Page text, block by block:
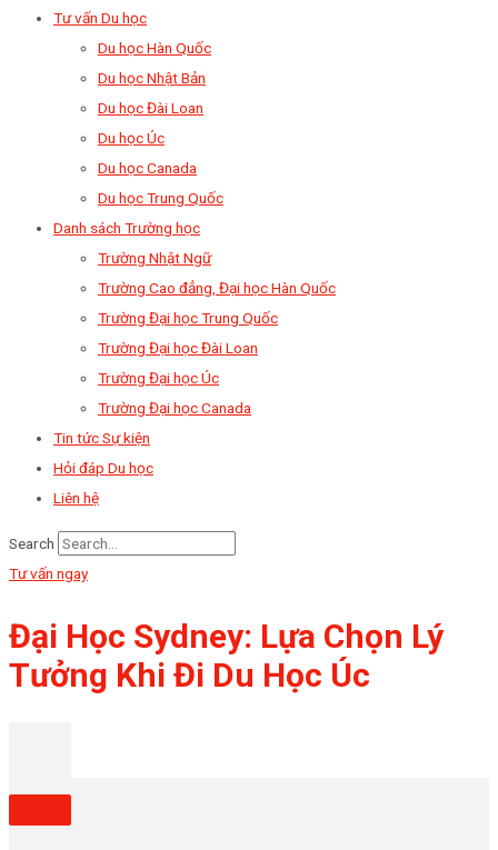
Tư vấn Du học
Du học Hàn Quốc
Du học Nhật Bản
Du học Đài Loan
Du học Úc
Du học Canada
Du học Trung Quốc
Danh sách Trường học
Trường Nhật Ngữ
Trường Cao đẳng, Đại học Hàn Quốc
Trường Đại học Trung Quốc
Trường Đại học Đài Loan
Trường Đại học Úc
Trường Đại học Canada
Tin tức Sự kiện
Hỏi đáp Du học
Liên hệ
Search
Tư vấn ngay
Đại Học Sydney: Lựa Chọn Lý
Tưởng Khi Đi Du Học Úc